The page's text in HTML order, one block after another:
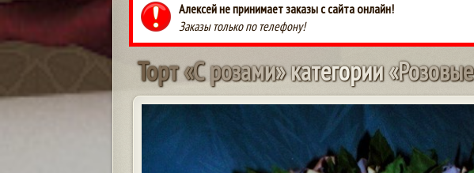
Алексей не принимает заказы с сайта онлайн!
Заказы только по телефону!
Торт«Срозами»категории«Розовые